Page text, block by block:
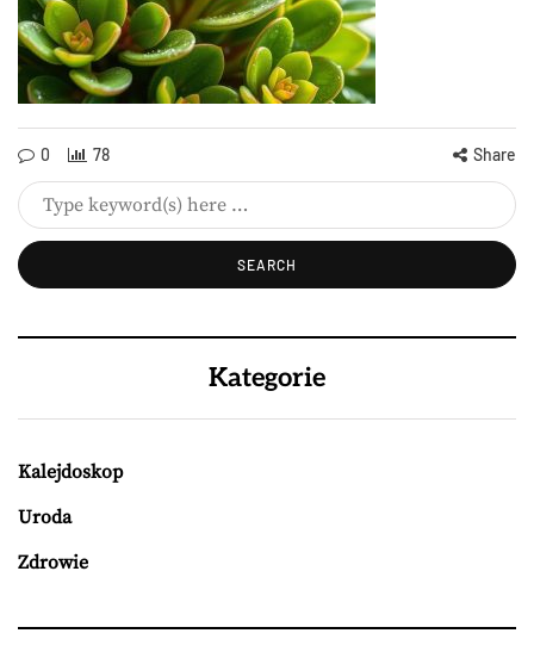
0 78 Share
Kategorie
Kalejdoskop
Uroda
Zdrowie